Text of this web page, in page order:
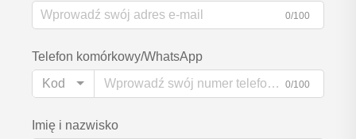
0/100
Telefon komórkowy/WhatsApp
Kod
0/100
Imię i nazwisko